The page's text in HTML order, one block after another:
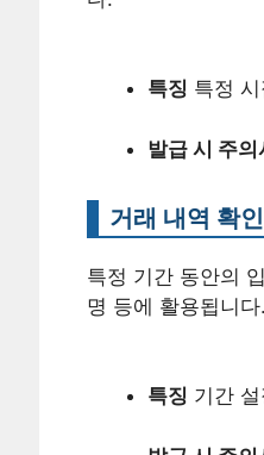
특징 특정
발급 시 주의
거래 내역 확
특정 기간 동안의
명 등에 활용됩니다.
특징 기간